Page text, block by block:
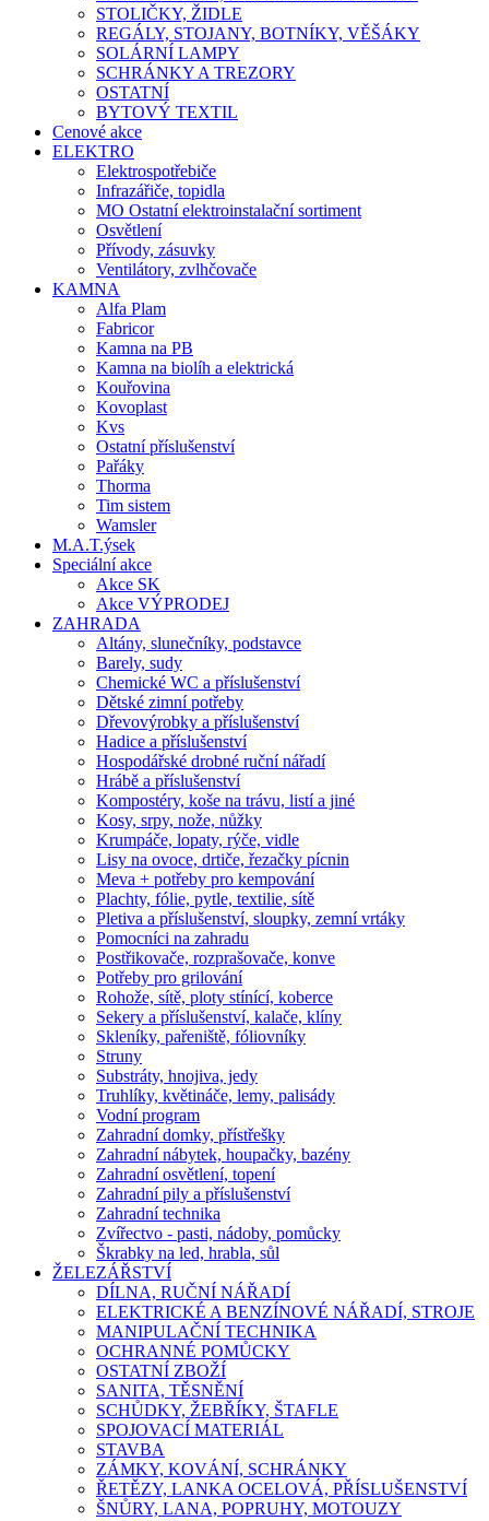
STOLIČKY, ŽIDLE
REGÁLY, STOJANY, BOTNÍKY, VĚŠÁKY
SOLÁRNÍ LAMPY
SCHRÁNKY A TREZORY
OSTATNÍ
BYTOVÝ TEXTIL
Cenové akce
ELEKTRO
Elektrospotřebiče
Infrazářiče, topidla
MO Ostatní elektroinstalační sortiment
Osvětlení
Přívody, zásuvky
Ventilátory, zvlhčovače
KAMNA
Alfa Plam
Fabricor
Kamna na PB
Kamna na biolíh a elektrická
Kouřovina
Kovoplast
Kvs
Ostatní příslušenství
Pařáky
Thorma
Tim sistem
Wamsler
M.A.T.ýsek
Speciální akce
Akce SK
Akce VÝPRODEJ
ZAHRADA
Altány, slunečníky, podstavce
Barely, sudy
Chemické WC a příslušenství
Dětské zimní potřeby
Dřevovýrobky a příslušenství
Hadice a příslušenství
Hospodářské drobné ruční nářadí
Hrábě a příslušenství
Kompostéry, koše na trávu, listí a jiné
Kosy, srpy, nože, nůžky
Krumpáče, lopaty, rýče, vidle
Lisy na ovoce, drtiče, řezačky pícnin
Meva + potřeby pro kempování
Plachty, fólie, pytle, textilie, sítě
Pletiva a příslušenství, sloupky, zemní vrtáky
Pomocníci na zahradu
Postřikovače, rozprašovače, konve
Potřeby pro grilování
Rohože, sítě, ploty stínící, koberce
Sekery a příslušenství, kalače, klíny
Skleníky, pařeniště, fóliovníky
Struny
Substráty, hnojiva, jedy
Truhlíky, květináče, lemy, palisády
Vodní program
Zahradní domky, přístřešky
Zahradní nábytek, houpačky, bazény
Zahradní osvětlení, topení
Zahradní pily a příslušenství
Zahradní technika
Zvířectvo - pasti, nádoby, pomůcky
Škrabky na led, hrabla, sůl
ŽELEZÁŘSTVÍ
DÍLNA, RUČNÍ NÁŘADÍ
ELEKTRICKÉ A BENZÍNOVÉ NÁŘADÍ, STROJE
MANIPULAČNÍ TECHNIKA
OCHRANNÉ POMŮCKY
OSTATNÍ ZBOŽÍ
SANITA, TĚSNĚNÍ
SCHŮDKY, ŽEBŘÍKY, ŠTAFLE
SPOJOVACÍ MATERIÁL
STAVBA
ZÁMKY, KOVÁNÍ, SCHRÁNKY
ŘETĚZY, LANKA OCELOVÁ, PŘÍSLUŠENSTVÍ
ŠNŮRY, LANA, POPRUHY, MOTOUZY